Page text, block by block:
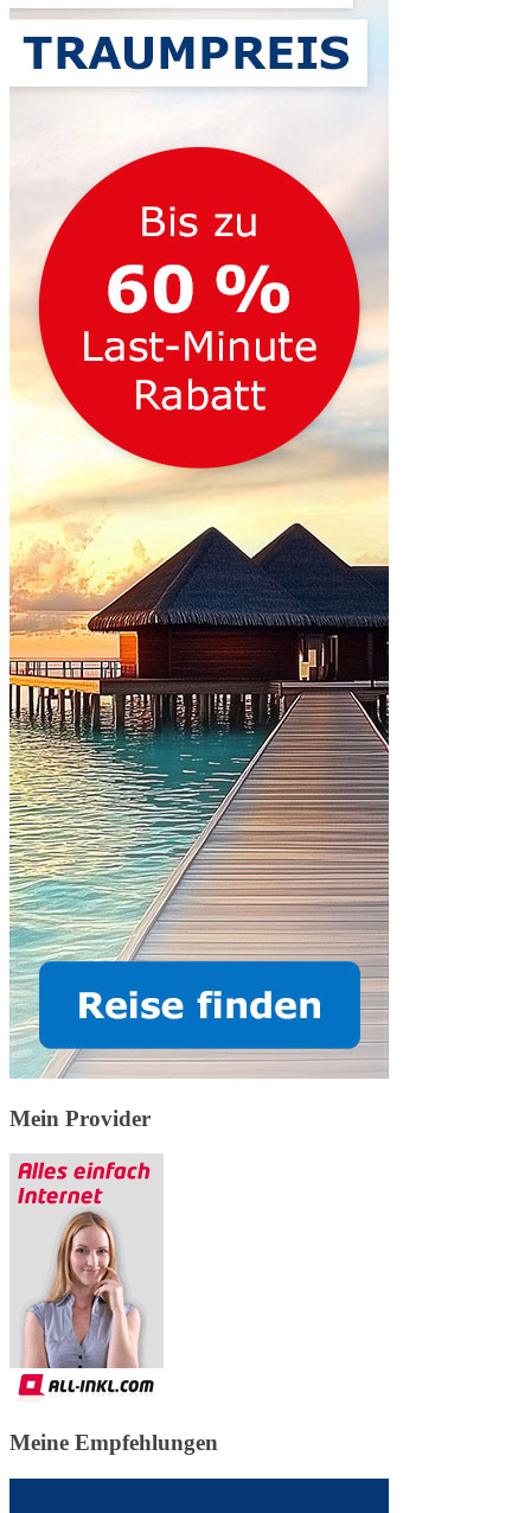
Mein Provider
Meine Empfehlungen